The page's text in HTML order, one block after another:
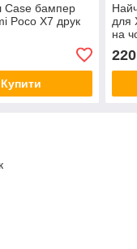
Case бампер
Poco X7 друк
Купити
для
на
220